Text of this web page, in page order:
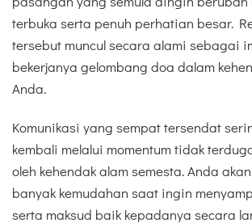
terbuka serta penuh perhatian besar.
tersebut muncul secara alami sebagai
bekerjanya gelombang doa dalam
Anda.
Komunikasi yang sempat tersendat
kembali melalui momentum tidak
oleh kehendak alam semesta. Anda
banyak kemudahan saat ingin
serta maksud baik kepadanya secara